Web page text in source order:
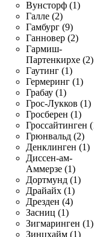
Вунсторф (1)
Галле (2)
Гамбург (9)
Ганновер (2)
Гармиш-
Партенкирхе (2)
Гаутинг (1)
Гермеринг (1)
Грабау (1)
Грос-Лукков (1)
Гросберен (1)
Гроссайтинген
Грюнвальд (2)
Денклинген (1)
Диссен-ам-
Аммерзе (1)
Дортмунд (1)
Драйайх (1)
Дрезден (4)
Засниц (1)
Зигмаринген (1)
Зинцхайм (1)